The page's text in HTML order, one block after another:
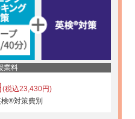
業料
(税込23,430円)
®対策費別